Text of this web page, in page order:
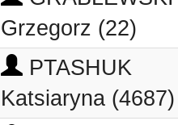
Grzegorz (22)
PTASHUK
Katsiaryna (4687)